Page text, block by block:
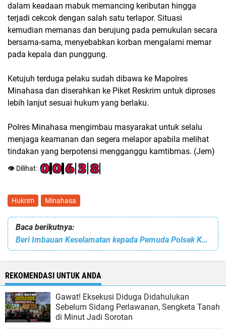
dalam keadaan mabuk memancing keributan hingga
terjadi cekcok dengan salah satu terlapor. Situasi
kemudian memanas dan berujung pada pemukulan secara
bersama-sama, menyebabkan korban mengalami memar
pada kepala dan punggung.
Ketujuh terduga pelaku sudah dibawa ke Mapolres
Minahasa dan diserahkan ke Piket Reskrim untuk diproses
lebih lanjut sesuai hukum yang berlaku.
Polres Minahasa mengimbau masyarakat untuk selalu
menjaga keamanan dan segera melapor apabila melihat
tindakan yang berpotensi mengganggu kamtibmas. (Jem)
👁️ Dilihat:
Hukrim Minahasa
Baca berikutnya:
Beri Imbauan Keselamatan kepada Pemuda Polsek Kakas Gelar Patroli Malam,
REKOMENDASI UNTUK ANDA
Gawat! Eksekusi Diduga Didahulukan
Sebelum Sidang Perlawanan, Sengketa Tanah
di Minut Jadi Sorotan